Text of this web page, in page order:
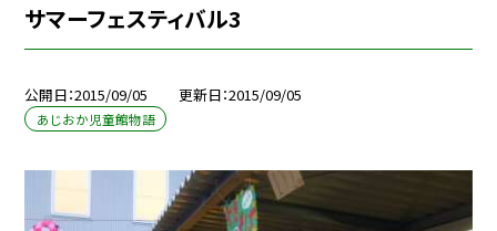
サマーフェスティバル3
公開日 2015/09/05 更新日 2015/09/05
あじおか児童館物語